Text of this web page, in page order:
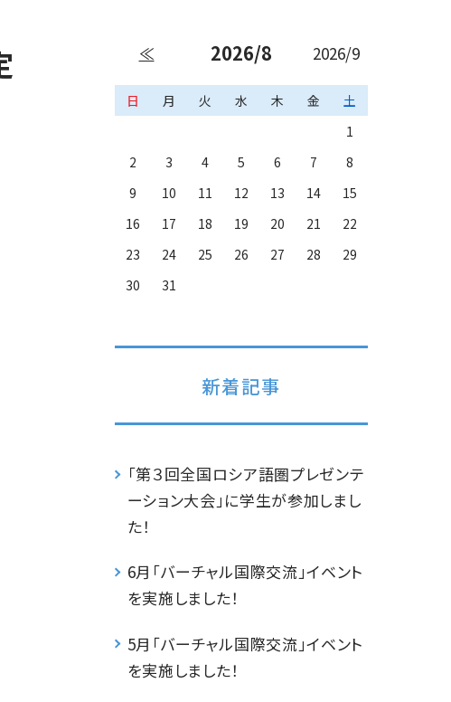
≪ 2026/8 2026/9
日 月 火 水 木 金
土
1
2
3 4 5 6 7
8
9
10 11 12 13 14
15
16
17 18 19 20 21
22
23
24 25 26 27 28
29
30
31
新着記事
「第３回全国ロシア語圏プレゼンテ
ーション大会」に学生が参加しまし
た！
6月「バーチャル国際交流」イベント
を実施しました！
5月「バーチャル国際交流」イベント
を実施しました！